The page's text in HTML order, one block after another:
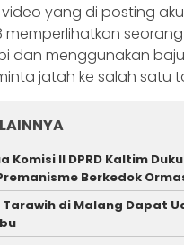
yang di posting
memperlihatkan
dan menggunakan
jatah ke salah satu
Komisi II DPRD Kaltim
Berkedok
di Malang Dapat